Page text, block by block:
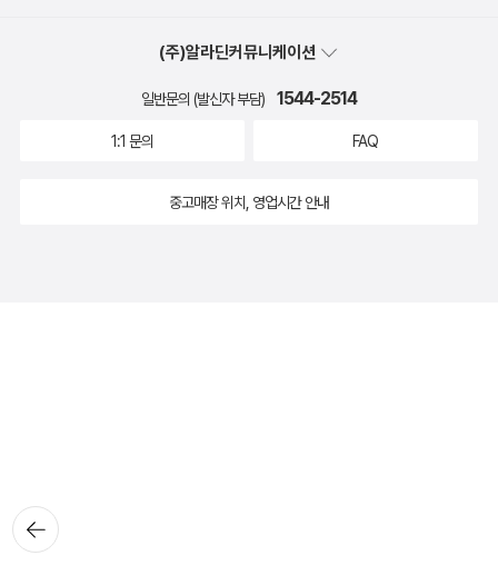
뒤로가
기
(주)알라딘커뮤니케이션
일반문의 (발신자 부담) 1544-2514
1:1 문의 FAQ
중고매장 위치, 영업시간 안내